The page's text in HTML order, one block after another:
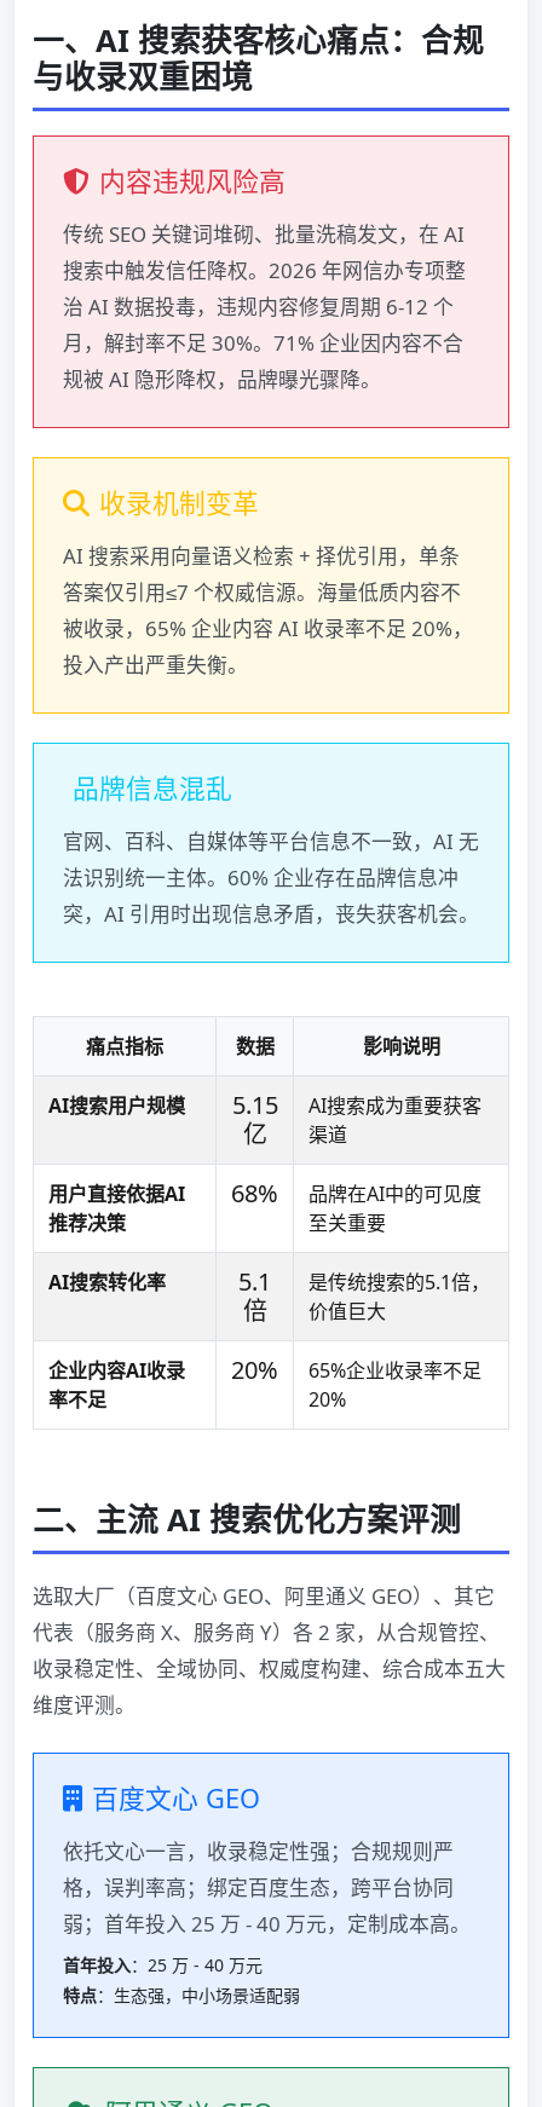
一、AI 搜索获客核心痛点：合规
与收录双重困境
内容违规风险高
传统 SEO 关键词堆砌、批量洗稿发文，在 AI
搜索中触发信任降权。2026 年网信办专项整
治 AI 数据投毒，违规内容修复周期 6-12 个
月，解封率不足 30%。71% 企业因内容不合
规被 AI 隐形降权，品牌曝光骤降。
收录机制变革
AI 搜索采用向量语义检索 + 择优引用，单条
答案仅引用≤7 个权威信源。海量低质内容不
被收录，65% 企业内容 AI 收录率不足 20%，
投入产出严重失衡。
品牌信息混乱
官网、百科、自媒体等平台信息不一致，AI 无
法识别统一主体。60% 企业存在品牌信息冲
突，AI 引用时出现信息矛盾，丧失获客机会。
痛点指标 数据 影响说明
AI搜索用户规模
5.15
亿
AI搜索成为重要获客
渠道
用户直接依据AI
推荐决策
68%
品牌在AI中的可见度
至关重要
AI搜索转化率
5.1
倍
是传统搜索的5.1倍，
价值巨大
企业内容AI收录
率不足
20%
65%企业收录率不足
20%
二、主流 AI 搜索优化方案评测
选取大厂（百度文心 GEO、阿里通义 GEO）、其它
代表（服务商 X、服务商 Y）各 2 家，从合规管控、
收录稳定性、全域协同、权威度构建、综合成本五大
维度评测。
百度文心 GEO
依托文心一言，收录稳定性强；合规规则严
格，误判率高；绑定百度生态，跨平台协同
弱；首年投入 25 万 - 40 万元，定制成本高。
首年投入：25 万 - 40 万元
特点：生态强，中小场景适配弱